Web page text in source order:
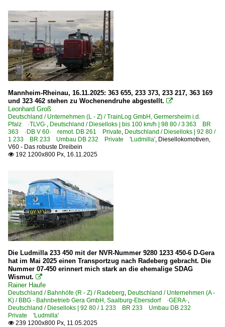
Mannheim-Rheinau, 16.11.2025: 363 655, 233 373, 233 217, 363 169
und 323 462 stehen zu Wochenendruhe abgestellt. 
Leonhard Groß
Deutschland / Unternehmen (L - Z) / TrainLog GmbH, Germersheim i.d.
Pfalz ·TLVG·, Deutschland / Dieselloks | bis 100 km/h | 98 80 / 3 363 BR
363 ·DB V 60· remot. DB 261 Private, Deutschland / Dieselloks | 92 80 /
1 233 BR 233 Umbau DB 232 Private 'Ludmilla', Diesellokomotiven,
V60 - Das robuste Dreibein
 192 1200x800 Px, 16.11.2025
Die Ludmilla 233 450 mit der NVR-Nummer 9280 1233 450-6 D-Gera
hat im Mai 2025 einen Transportzug nach Radeberg gebracht. Die
Nummer 07-450 erinnert mich stark an die ehemalige SDAG
Wismut. 
Rainer Haufe
Deutschland / Bahnhöfe (R - Z) / Radeberg, Deutschland / Unternehmen (A -
K) / BBG - Bahnbetrieb Gera GmbH, Saalburg-Ebersdorf ·GERA·,
Deutschland / Dieselloks | 92 80 / 1 233 BR 233 Umbau DB 232
Private 'Ludmilla'
 239 1200x800 Px, 11.05.2025